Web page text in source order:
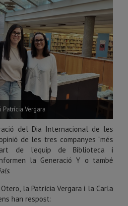
Vergara
del Dia Internacional de les
de les tres companyes “més
de l’equip de Biblioteca i
la Generació Y o també
.
la Patrícia Vergara i la Carla
han respost: